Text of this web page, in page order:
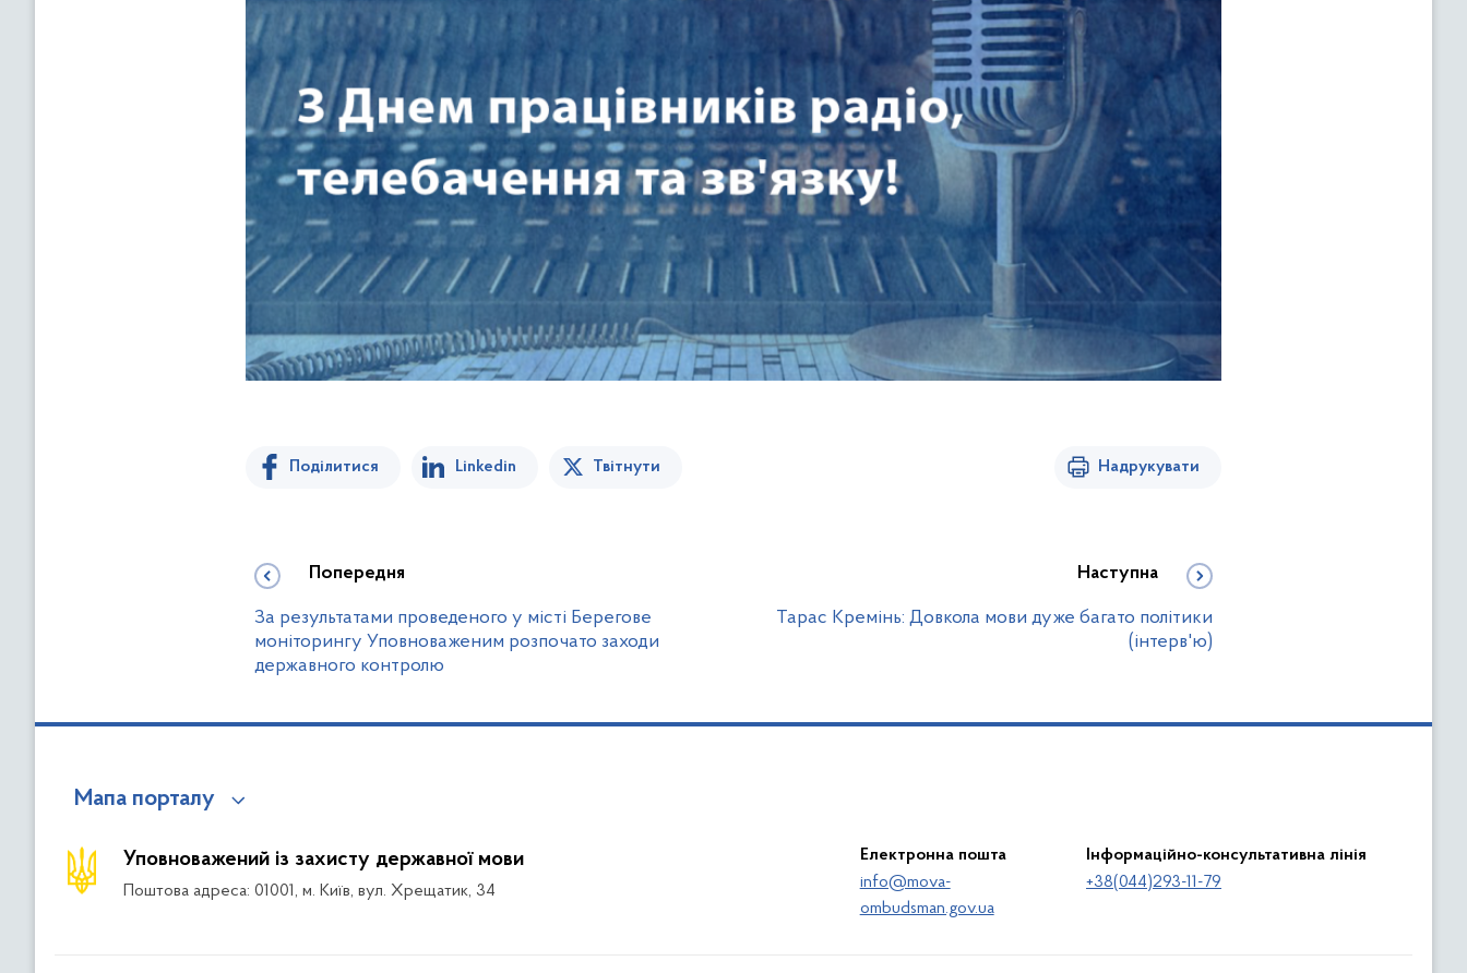
Поділитися Linkedin Твітнути Надрукувати
Попередня
За результатами проведеного у місті Берегове
моніторингу Уповноваженим розпочато заходи
державного контролю
Наступна
Тарас Кремінь: Довкола мови дуже багато політики
(інтерв'ю)
Мапа порталу
Уповноважений із захисту державної мови
Поштова адреса: 01001, м. Київ, вул. Хрещатик, 34
Електронна пошта
info@mova-
ombudsman.gov.ua
Інформаційно-консультативна лінія
+38(044)293-11-79